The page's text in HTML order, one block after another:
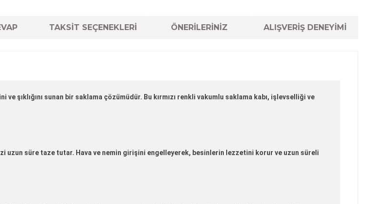
TAKSİT SEÇENEKLERİ ÖNERİLERİNİZ ALIŞVERİŞ DENEYİMİ
şıklığını sunan bir saklama çözümüdür. Bu kırmızı renkli vakumlu saklama kabı, işlevselliği ve
uzun süre taze tutar. Hava ve nemin girişini engelleyerek, besinlerin lezzetini korur ve uzun süreli